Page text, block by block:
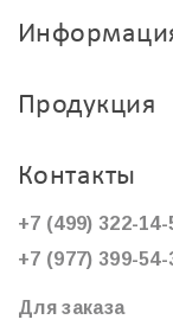
Продукция
Контакты
+7 (499) 322-14-
+7 (977) 399-54-
Для заказа